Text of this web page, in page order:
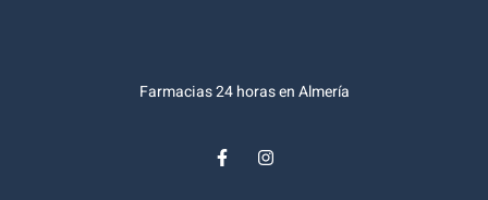
Farmacias 24 horas en Almería